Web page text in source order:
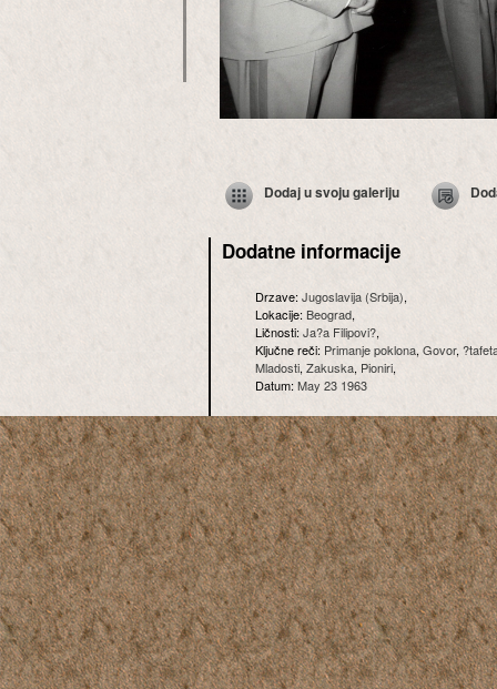
Dodaj u svoju galeriju
Dodatne informacije
Drzave:Jugoslavija (Srbija),
Lokacije:Beograd,
Ličnosti:Ja?a Filipovi?,
Ključne reči: Primanje poklona, Govor,
Mladosti, Zakuska, Pioniri,
Datum: May 23 1963